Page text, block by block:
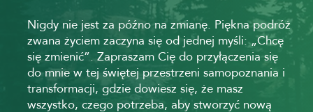
Nigdy nie jest za późno na zmianę. Piękna podróż
zwana życiem zaczyna się od jednej myśli: „Chcę
się zmienić”. Zapraszam Cię do przyłączenia się
do mnie w tej świętej przestrzeni samopoznania i
transformacji, gdzie dowiesz się, że masz
wszystko, czego potrzeba, aby stworzyć nową